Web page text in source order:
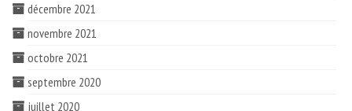
décembre 2021
novembre 2021
octobre 2021
septembre 2020
juillet 2020